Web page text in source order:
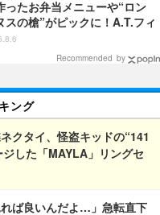
ったお弁当メニューや“ロン
スの槍”がピックに！A.T.フィ
ド風呂敷も便利◎【予約開
Recommended by
ング
クタイ、怪盗キッドの“141
した「MAYLA」リングセ
れば良いんだよ…」急転直下